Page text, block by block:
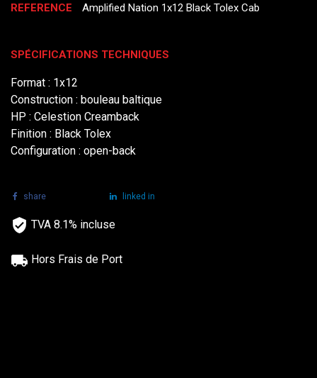
REFERENCE Amplified Nation 1x12 Black Tolex Cab
SPÉCIFICATIONS TECHNIQUES
Format : 1x12
Construction : bouleau baltique
HP : Celestion Creamback
Finition : Black Tolex
Configuration : open-back
share linked in
TVA 8.1% incluse
Hors Frais de Port